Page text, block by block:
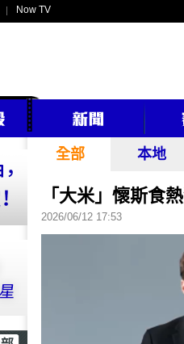
Now TV
全部 本地
「大米」懷斯食
2026/06/12 17:53